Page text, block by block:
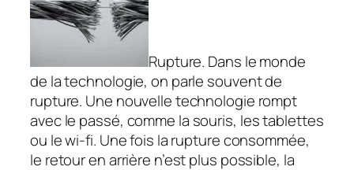
Rupture. Dans le monde
de la technologie, on parle souvent de
rupture. Une nouvelle technologie rompt
avec le passé, comme la souris, les tablettes
ou le wi-fi. Une fois la rupture consommée,
le retour en arrière n’est plus possible, la